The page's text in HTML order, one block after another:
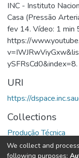
INC - Instituto
Casa (Pressão
fev 14. Vídeo: 1 min
https://
ySFRsCd0&index=8.
URI
https://
Collections
Produção Técnica
Full item page
We collect and
following purposes: